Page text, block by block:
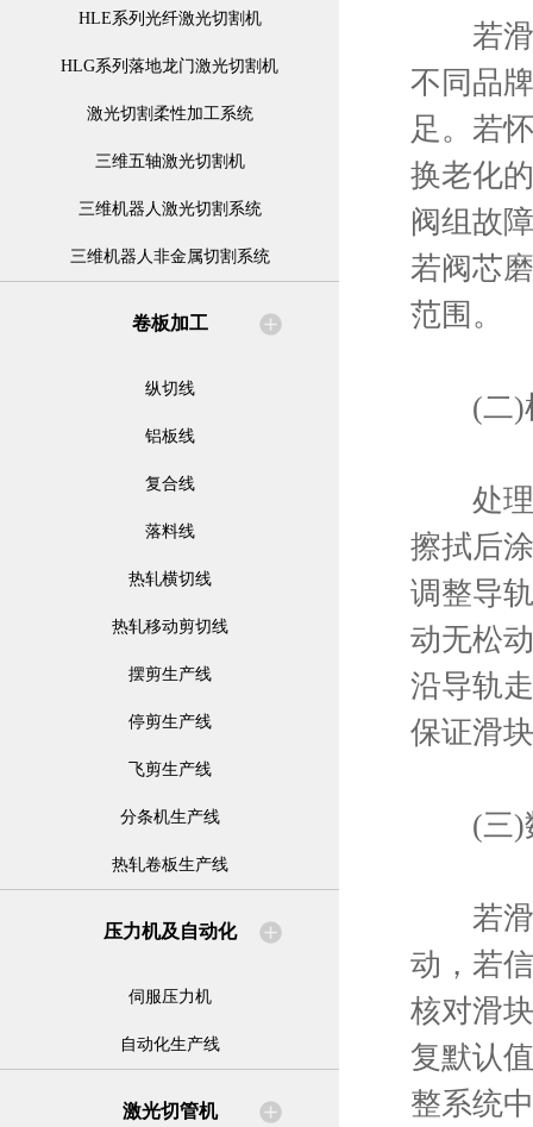
HLE系列光纤激光切割机
HLG系列落地龙门激光切割机
激光切割柔性加工系统
三维五轴激光切割机
三维机器人激光切割系统
三维机器人非金属切割系统
卷板加工
纵切线
铝板线
复合线
落料线
热轧横切线
热轧移动剪切线
摆剪生产线
停剪生产线
飞剪生产线
分条机生产线
热轧卷板生产线
压力机及自动化
伺服压力机
自动化生产线
激光切管机
若滑
不同品
足。若
换老化
阀组故
若阀芯
范围。
(二)机
处理
擦拭后
调整导
动无松
沿导轨
保证滑
(三)数
若滑
动，若
核对滑
复默认
整系统